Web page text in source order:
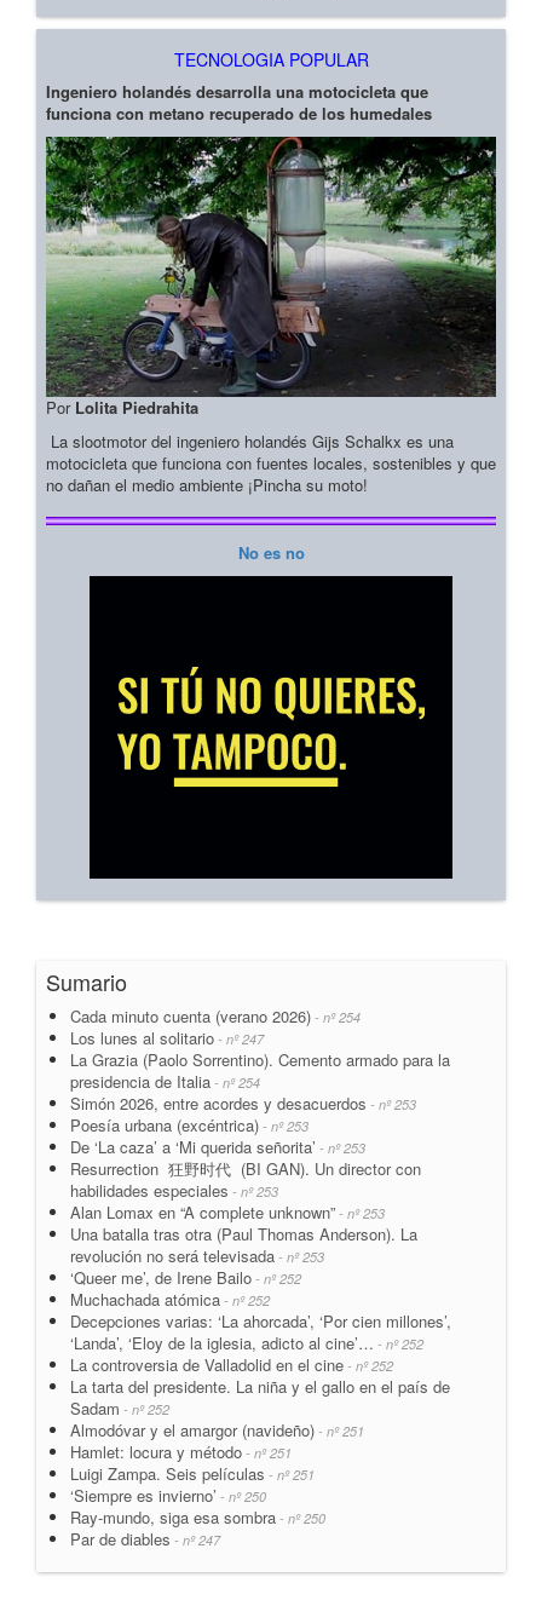
TECNOLOGIA POPULAR
Ingeniero holandés desarrolla una motocicleta que
funciona con metano recuperado de los humedales
Por Lolita Piedrahita
La slootmotor del ingeniero holandés Gijs Schalkx es una
motocicleta que funciona con fuentes locales, sostenibles y que
no dañan el medio ambiente ¡Pincha su moto!
No es no
Sumario
Cada minuto cuenta (verano 2026) - nº 254
Los lunes al solitario - nº 247
La Grazia (Paolo Sorrentino). Cemento armado para la
presidencia de Italia - nº 254
Simón 2026, entre acordes y desacuerdos - nº 253
Poesía urbana (excéntrica) - nº 253
De ‘La caza’ a ‘Mi querida señorita’ - nº 253
Resurrection 狂野时代 (BI GAN). Un director con
habilidades especiales - nº 253
Alan Lomax en “A complete unknown” - nº 253
Una batalla tras otra (Paul Thomas Anderson). La
revolución no será televisada - nº 253
‘Queer me’, de Irene Bailo - nº 252
Muchachada atómica - nº 252
Decepciones varias: ‘La ahorcada’, ‘Por cien millones’,
‘Landa’, ‘Eloy de la iglesia, adicto al cine’… - nº 252
La controversia de Valladolid en el cine - nº 252
La tarta del presidente. La niña y el gallo en el país de
Sadam - nº 252
Almodóvar y el amargor (navideño) - nº 251
Hamlet: locura y método - nº 251
Luigi Zampa. Seis películas - nº 251
‘Siempre es invierno’ - nº 250
Ray-mundo, siga esa sombra - nº 250
Par de diables - nº 247